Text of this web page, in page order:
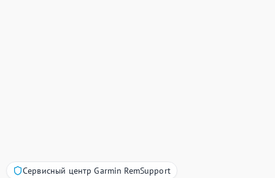
Сервисный центр Garmin RemSupport